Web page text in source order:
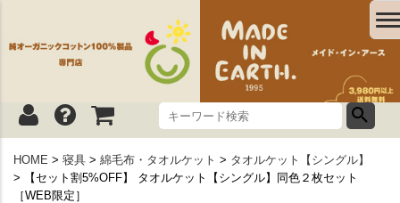
HOME 寝具 綿毛布・タオルケット
タオルケット【シングル】
【セット割5%OFF】 タオルケット【シングル】同色２枚セット
［WEB限定］